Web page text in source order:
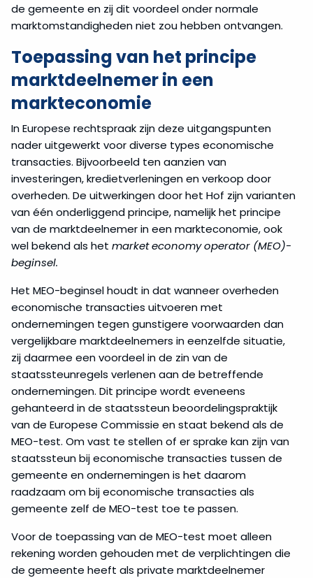
de gemeente en zij dit voordeel onder normale
marktomstandigheden niet zou hebben ontvangen.
Toepassing van het principe
marktdeelnemer in een
markteconomie
In Europese rechtspraak zijn deze uitgangspunten
nader uitgewerkt voor diverse types economische
transacties. Bijvoorbeeld ten aanzien van
investeringen, kredietverleningen en verkoop door
overheden. De uitwerkingen door het Hof zijn varianten
van één onderliggend principe, namelijk het principe
van de marktdeelnemer in een markteconomie, ook
wel bekend als het market economy operator (MEO)-
beginsel.
Het MEO-beginsel houdt in dat wanneer overheden
economische transacties uitvoeren met
ondernemingen tegen gunstigere voorwaarden dan
vergelijkbare marktdeelnemers in eenzelfde situatie,
zij daarmee een voordeel in de zin van de
staatssteunregels verlenen aan de betreffende
ondernemingen. Dit principe wordt eveneens
gehanteerd in de staatssteun beoordelingspraktijk
van de Europese Commissie en staat bekend als de
MEO-test. Om vast te stellen of er sprake kan zijn van
staatssteun bij economische transacties tussen de
gemeente en ondernemingen is het daarom
raadzaam om bij economische transacties als
gemeente zelf de MEO-test toe te passen.
Voor de toepassing van de MEO-test moet alleen
rekening worden gehouden met de verplichtingen die
de gemeente heeft als private marktdeelnemer